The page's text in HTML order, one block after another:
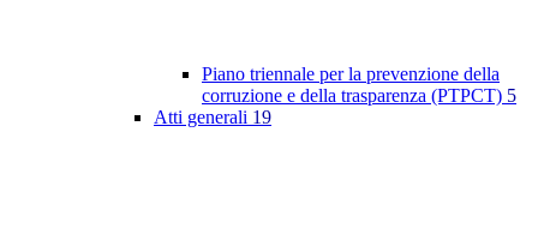
Piano triennale per la prevenzione della
corruzione e della trasparenza (PTPCT) 5
Atti generali 19